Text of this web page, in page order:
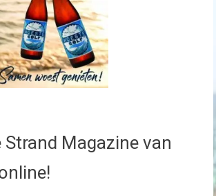
Strand Magazine van